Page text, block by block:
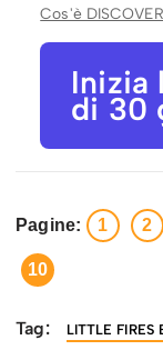
Cos'è
Inizia
di 30
Pagine: 1 2
10
Tag: LITTLE FIRES